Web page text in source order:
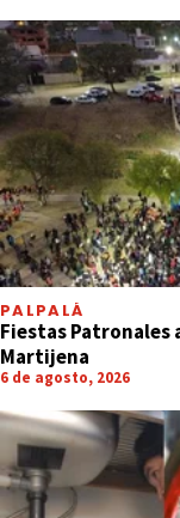
PALPALÁ
Fiestas Patronales
Martijena
6 de agosto, 2026